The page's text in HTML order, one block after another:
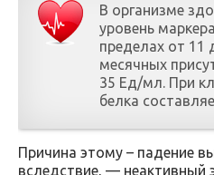
В организме
уровень
пределах от
месячных
35 Ед/мл. При
белка
Причина этому – падение
вследствие, — неактивный